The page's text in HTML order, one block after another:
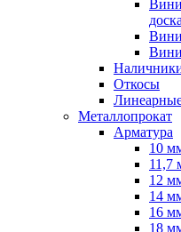
доска
Откосы
Металлопрокат
Арматура
10
11,7
12
14
16
18